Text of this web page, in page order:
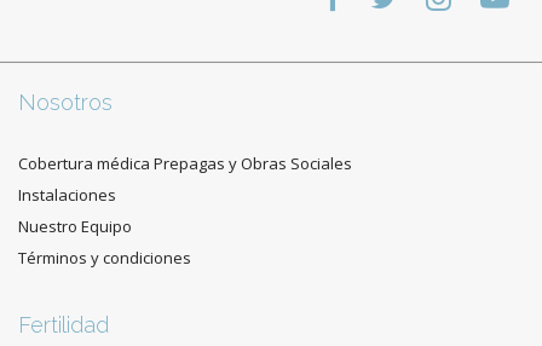
Nosotros
Cobertura médica Prepagas y Obras Sociales
Instalaciones
Nuestro Equipo
Términos y condiciones
Fertilidad